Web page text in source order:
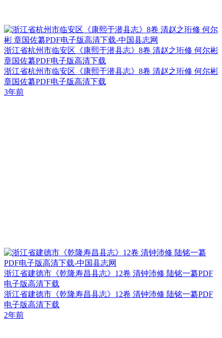
浙江省杭州市临安区《康熙于潜县志》8卷 清赵之珩修 何尔彬
章国佐纂PDF电子版高清下载
浙江省杭州市临安区《康熙于潜县志》8卷 清赵之珩修 何尔彬
章国佐纂PDF电子版高清下载
3年前
浙江省建德市《乾隆寿昌县志》12卷 清钟沛修 陆铭一纂PDF
电子版高清下载
浙江省建德市《乾隆寿昌县志》12卷 清钟沛修 陆铭一纂PDF
电子版高清下载
2年前